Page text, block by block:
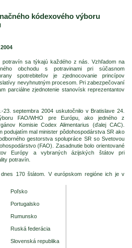
kódexového výboru
potravín sa týkajú každého z nás. Vzhľadom na
obchodu s potravinami pri súčasnom
spotrebiteľov je zjednocovanie princípov
nevyhnutným procesom. Pri zabezpečovaní
parciálne zjednotenie stanovísk reprezentantov
septembra 2004 uskutočnilo v Bratislave 24.
FAO/WHO pre Európu, ako jedného z
Komisie Codex Alimentarius (ďalej CAC).
podujatím mal minister pôdohospodárstva SR ako
gestorstva spolupráce SR so Svetovou
(FAO). Zasadnutie bolo orientované
Európy a vybraných ázijských štátov pri
potravín.
170 štátom. V európskom regióne ich je v
Poľsko
Portugalsko
Rumunsko
Ruská federácia
Slovenská republika